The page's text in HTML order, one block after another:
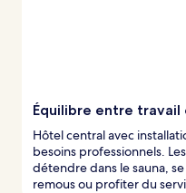
Équilibre entre travail
Hôtel central avec
besoins professionnels.
détendre dans le sauna,
remous ou profiter du